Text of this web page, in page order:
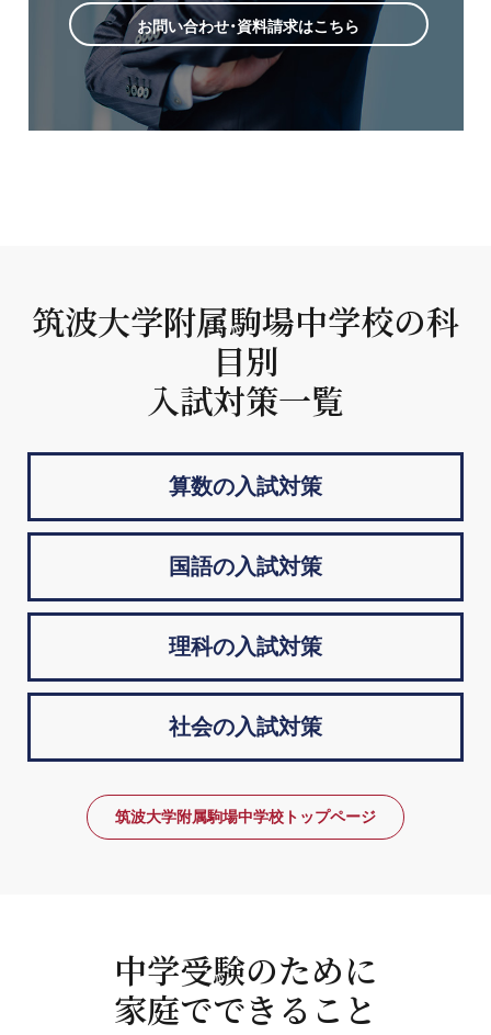
お問い合わせ・資料請求はこちら
筑波大学附属駒場中学校の科
目別
入試対策一覧
算数の入試対策
国語の入試対策
理科の入試対策
社会の入試対策
筑波大学附属駒場中学校トップページ
中学受験のために
家庭でできること